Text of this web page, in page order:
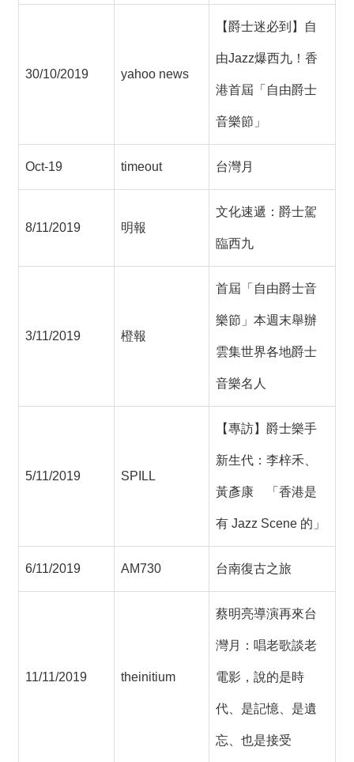
30/10/2019 yahoo news
【爵士迷必到】自
由Jazz爆西九！香
港首屆「自由爵士
音樂節」
Oct-19 timeout 台灣月
8/11/2019 明報
文化速遞：爵士駕
臨西九
3/11/2019 橙報
首屆「自由爵士音
樂節」本週末舉辦
雲集世界各地爵士
音樂名人
5/11/2019 SPILL
【專訪】爵士樂手
新生代：李梓禾、
黃彥康 「香港是
有 Jazz Scene 的」
6/11/2019 AM730 台南復古之旅
11/11/2019 theinitium
蔡明亮導演再來台
灣月：唱老歌談老
電影，說的是時
代、是記憶、是遺
忘、也是接受